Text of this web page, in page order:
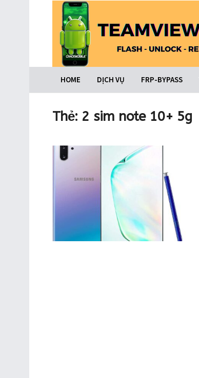
HOME DỊCH VỤ FRP-BYPASS
Thẻ: 2 sim note 10+ 5g